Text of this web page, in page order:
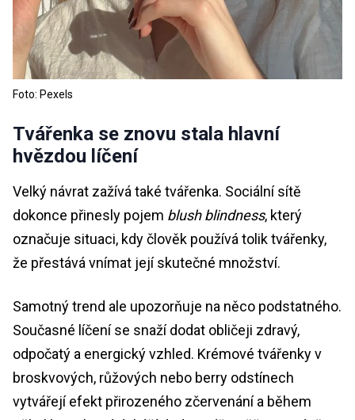
Foto: Pexels
Tvářenka se znovu stala hlavní
hvězdou líčení
Velký návrat zažívá také tvářenka. Sociální sítě
dokonce přinesly pojem blush blindness, který
označuje situaci, kdy člověk používá tolik tvářenky,
že přestává vnímat její skutečné množství.
Samotný trend ale upozorňuje na něco podstatného.
Současné líčení se snaží dodat obličeji zdravý,
odpočatý a energický vzhled. Krémové tvářenky v
broskvových, růžových nebo berry odstínech
vytvářejí efekt přirozeného zčervenání a během